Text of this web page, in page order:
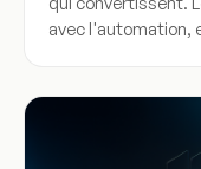
avec l'automation,